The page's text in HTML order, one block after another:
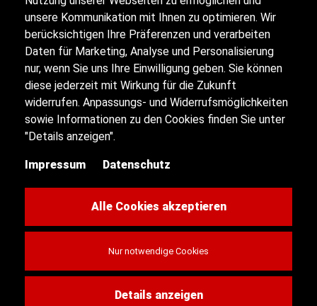
unsere Kommunikation mit Ihnen zu optimieren. Wir
berücksichtigen Ihre Präferenzen und verarbeiten
Daten für Marketing, Analyse und Personalisierung
nur, wenn Sie uns Ihre Einwilligung geben. Sie können
diese jederzeit mit Wirkung für die Zukunft
widerrufen. Anpassungs- und Widerrufsmöglichkeiten
sowie Informationen zu den Cookies finden Sie unter
"Details anzeigen".
Impressum Datenschutz
Alle Cookies akzeptieren
Nur notwendige Cookies
Details anzeigen
Impressum
Datenschutz
Sitemap
Kontakt
Cookie-Einstellungen
© 2026 AS Automobile